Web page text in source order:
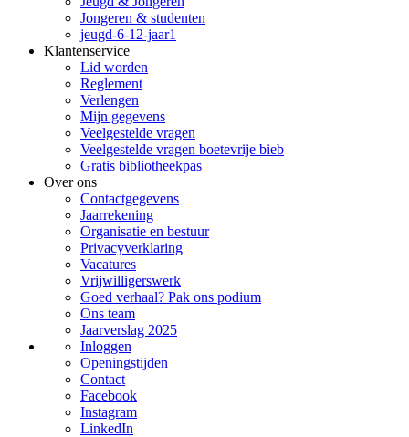
Jongeren & studenten
jeugd-6-12-jaar1
Klantenservice
Lid worden
Reglement
Verlengen
Mijn gegevens
Veelgestelde vragen
Veelgestelde vragen boetevrije bieb
Gratis bibliotheekpas
Over ons
Contactgegevens
Jaarrekening
Organisatie en bestuur
Privacyverklaring
Vacatures
Vrijwilligerswerk
Goed verhaal? Pak ons podium
Ons team
Jaarverslag 2025
Inloggen
Openingstijden
Contact
Facebook
Instagram
LinkedIn